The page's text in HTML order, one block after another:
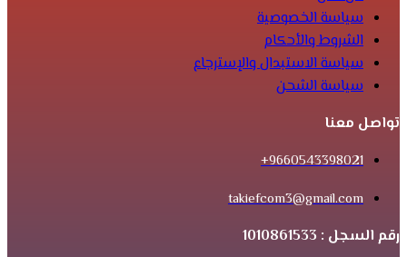
سياسة الخصوصية
الشروط والأحكام
سياسة الاستبدال والإسترجاع
سياسة الشحن
تواصل معنا
9660543398021+
takiefcom3@gmail.com
رقم السجل : 1010861533